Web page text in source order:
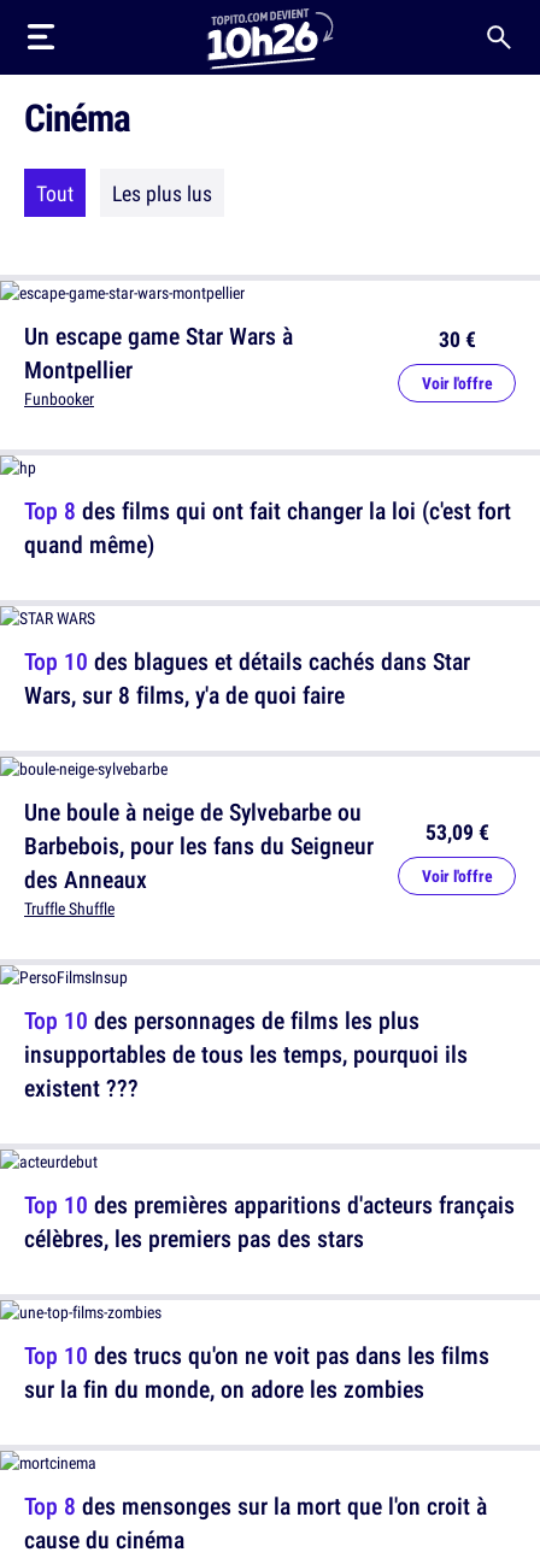
Cinéma
Tout Les plus lus
Un escape game Star Wars à
Montpellier
Funbooker
30 €
Voir l'offre
Top 10 des blagues et détails cachés dans Star
Wars, sur 8 films, y'a de quoi faire
Top 10 des personnages de films les plus
insupportables de tous les temps, pourquoi ils
existent ???
Top 10 des trucs qu'on ne voit pas dans les films
sur la fin du monde, on adore les zombies
Top 8 des films qui ont fait changer la loi (c'est fort
quand même)
Une boule à neige de Sylvebarbe ou
Barbebois, pour les fans du Seigneur
des Anneaux
Truffle Shuffle
53,09 €
Voir l'offre
Top 10 des premières apparitions d'acteurs français
célèbres, les premiers pas des stars
Top 8 des mensonges sur la mort que l'on croit à
cause du cinéma